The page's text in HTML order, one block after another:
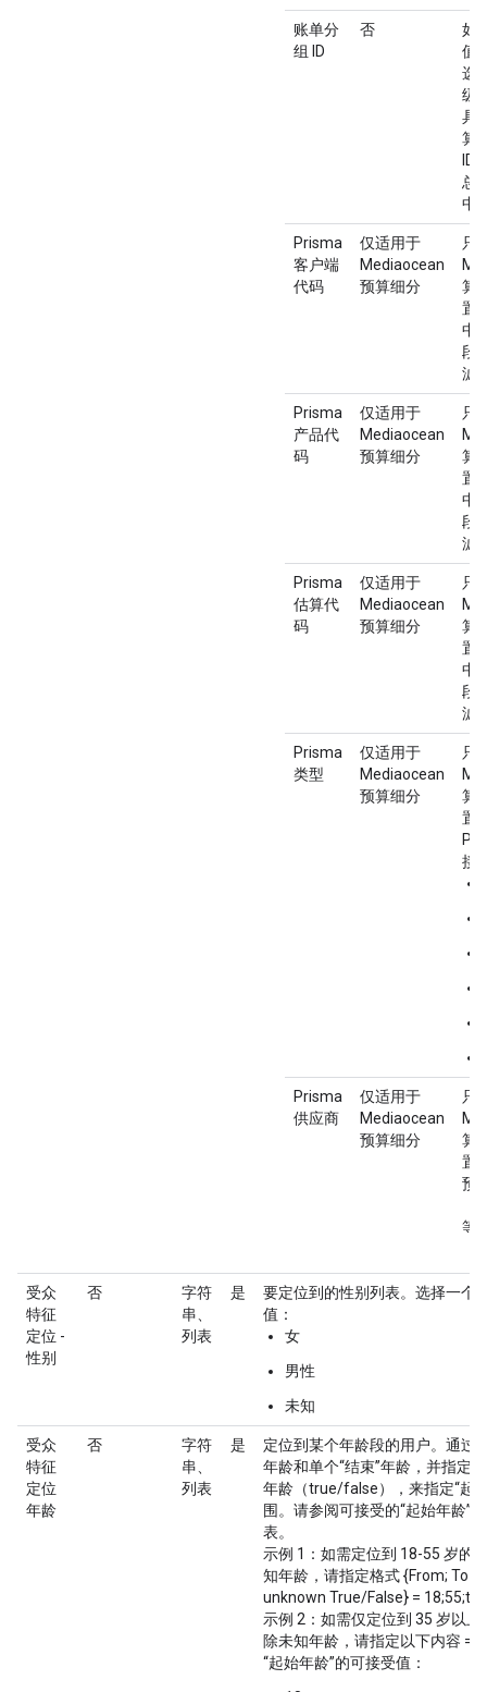
账单分
组 ID
否
如
值
选
级
具
算
ID
总
中
Prisma
客户端
代码
仅适用于
Mediaocean
预算细分
只
算
置
中
段
滤
Prisma
产品代
码
仅适用于
Mediaocean
预算细分
只
算
置
中
段
滤
Prisma
估算代
码
仅适用于
Mediaocean
预算细分
只
算
置
中
段
滤
Prisma
类型
仅适用于
Mediaocean
预算细分
只
算
置
接
Prisma
供应商
仅适用于
Mediaocean
预算细分
只
算
置
预
等
受众
特征
定位 -
性别
否
字符
串、
列表
是
要定位到的性别列表。选择一个
值：
女
男性
未知
受众
特征
定位
年龄
否
字符
串、
列表
是
定位到某个年龄段的用户。通过
年龄和单个“结束”年龄，并指定
年龄（true/false），来指定“起
围。请参阅可接受的“起始年龄”/
表。
示例 1：如需定位到 18-55 岁的
知年龄，请指定格式 {From; To ;
unknown True/False} =
示例 2：如需仅定位到 35 岁以上
除未知年龄，请指定以下内容 =
“起始年龄”的可接受值：